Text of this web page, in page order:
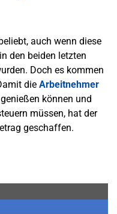
auch wenn diese
den beiden letzten
Doch es kommen
die Arbeitnehmer
können und
müssen, hat der
geschaffen.